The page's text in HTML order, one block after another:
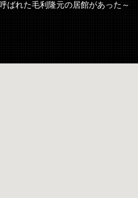
ばれた毛利隆元の居館があった～